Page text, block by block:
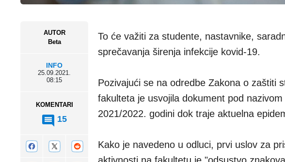
AUTOR
Beta
INFO
25.09.2021.
08:15
KOMENTARI
15
To će važiti za studente, nastavnike,
sprečavanja širenja infekcije kovid-19.
Pozivajući se na odredbe Zakona o zaštiti
fakulteta je usvojila dokument pod
2021/2022. godini dok traje aktuelna
Kako je navedeno u odluci, prvi uslov za